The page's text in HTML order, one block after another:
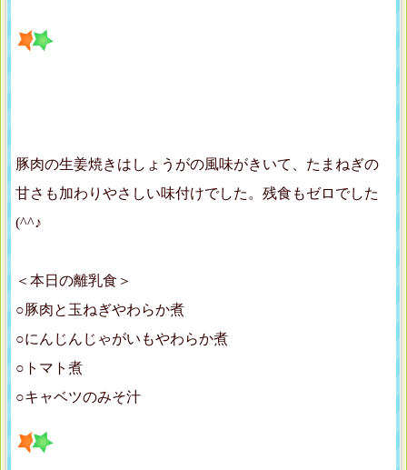
豚肉の生姜焼きはしょうがの風味がきいて、たまねぎの
甘さも加わりやさしい味付けでした。残食もゼロでした
(^^♪
＜本日の離乳食＞
○豚肉と玉ねぎやわらか煮
○にんじんじゃがいもやわらか煮
○トマト煮
○キャベツのみそ汁